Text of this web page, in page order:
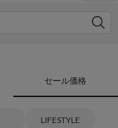
セール価格
LIFESTYLE